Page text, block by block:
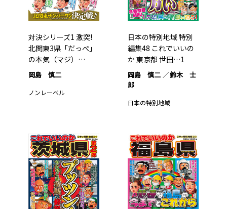
対決シリーズ1 激突!
北関東3県「だっぺ」
の本気（マジ）…
岡島 慎二
ノンレーベル
日本の特別地域 特別
編集48 これでいいの
か 東京都 世田…1
岡島 慎二
鈴木 士
郎
日本の特別地域